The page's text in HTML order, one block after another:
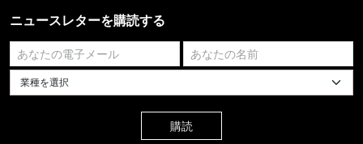
ニュースレターを購読する
業種を選択してください
購読